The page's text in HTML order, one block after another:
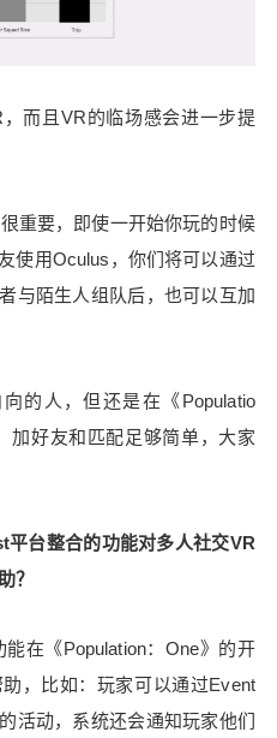
而且VR的临场感会进一步提
重要，即使一开始你玩的时候
使用Oculus，你们将可以通过
与陌生人组队后，也可以互加
的人，但还是在《Populatio
加好友和匹配足够简单，大家
台整合的功能对多人社交VR
？
在《Population：One》的开
，比如：玩家可以通过Event
活动，系统还会通知玩家他们